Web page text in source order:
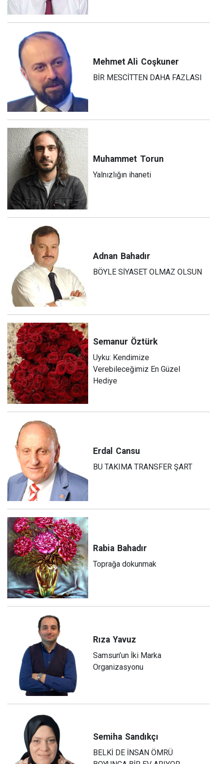
Mehmet Ali Coşkuner
BİR MESCİTTEN DAHA FAZLASI
Muhammet Torun
Yalnızlığın ihaneti
Adnan Bahadır
BÖYLE SİYASET OLMAZ OLSUN
Semanur Öztürk
Uyku: Kendimize
Verebileceğimiz En Güzel
Hediye
Erdal Cansu
BU TAKIMA TRANSFER ŞART
Rabia Bahadır
Toprağa dokunmak
Rıza Yavuz
Samsun’un İki Marka
Organizasyonu
Semiha Sandıkçı
BELKİ DE İNSAN ÖMRÜ